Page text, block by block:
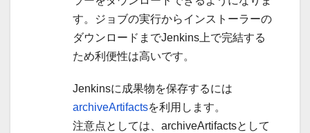
す。ジョブの実行からインストーラーの
ダウンロードまでJenkins上で完結する
ため利便性は高いです。
Jenkinsに成果物を保存するには
archiveArtifactsを利用します。
注意点としては、archiveArtifactsとして